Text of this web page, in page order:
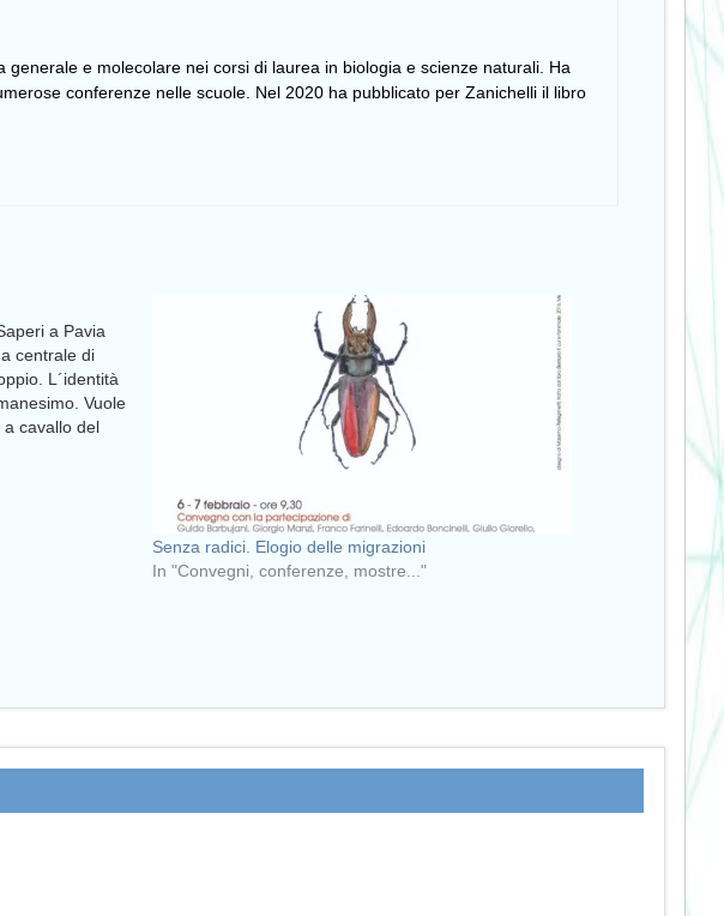
e molecolare nei corsi di laurea in biologia e scienze naturali. Ha
conferenze nelle scuole. Nel 2020 ha pubblicato per Zanichelli il libro
a Pavia
centrale di
L´identità
Vuole
cavallo del
Senza radici. Elogio delle migrazioni
In "Convegni, conferenze, mostre..."